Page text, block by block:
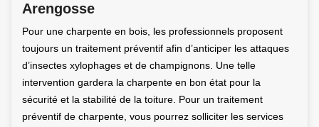
Arengosse
Pour une charpente en bois, les professionnels proposent
toujours un traitement préventif afin d’anticiper les attaques
d’insectes xylophages et de champignons. Une telle
intervention gardera la charpente en bon état pour la
sécurité et la stabilité de la toiture. Pour un traitement
préventif de charpente, vous pourrez solliciter les services